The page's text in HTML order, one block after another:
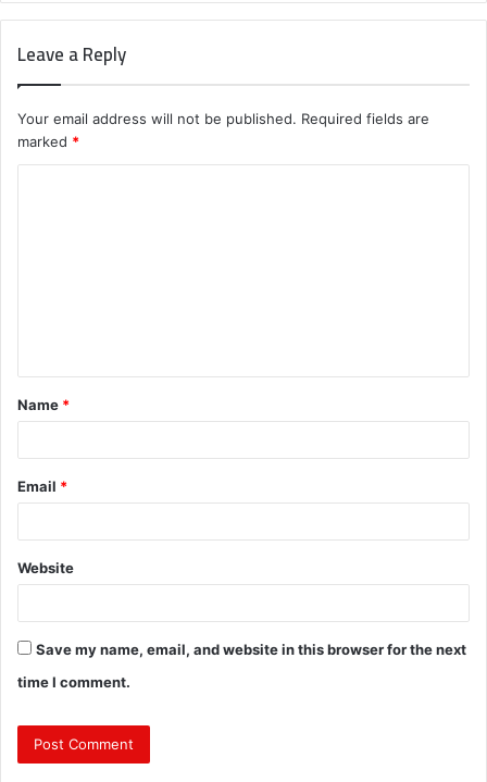
Leave a Reply
Your email address will not be published. Required fields are
marked *
t
*
Name *
Email *
Website
Save my name, email, and website in this browser for the next
time I comment.